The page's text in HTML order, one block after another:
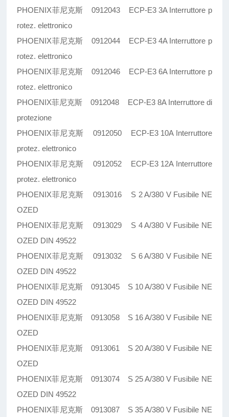
PHOENIX菲尼克斯 0912043 ECP-E3 3A Interruttore p
rotez. elettronico
PHOENIX菲尼克斯 0912044 ECP-E3 4A Interruttore p
rotez. elettronico
PHOENIX菲尼克斯 0912046 ECP-E3 6A Interruttore p
rotez. elettronico
PHOENIX菲尼克斯 0912048 ECP-E3 8A Interruttore di
protezione
PHOENIX菲尼克斯 0912050 ECP-E3 10A Interruttore
protez. elettronico
PHOENIX菲尼克斯 0912052 ECP-E3 12A Interruttore
protez. elettronico
PHOENIX菲尼克斯 0913016 S 2 A/380 V Fusibile NE
OZED
PHOENIX菲尼克斯 0913029 S 4 A/380 V Fusibile NE
OZED DIN 49522
PHOENIX菲尼克斯 0913032 S 6 A/380 V Fusibile NE
OZED DIN 49522
PHOENIX菲尼克斯 0913045 S 10 A/380 V Fusibile NE
OZED DIN 49522
PHOENIX菲尼克斯 0913058 S 16 A/380 V Fusibile NE
OZED
PHOENIX菲尼克斯 0913061 S 20 A/380 V Fusibile NE
OZED
PHOENIX菲尼克斯 0913074 S 25 A/380 V Fusibile NE
OZED DIN 49522
PHOENIX菲尼克斯 0913087 S 35 A/380 V Fusibile NE